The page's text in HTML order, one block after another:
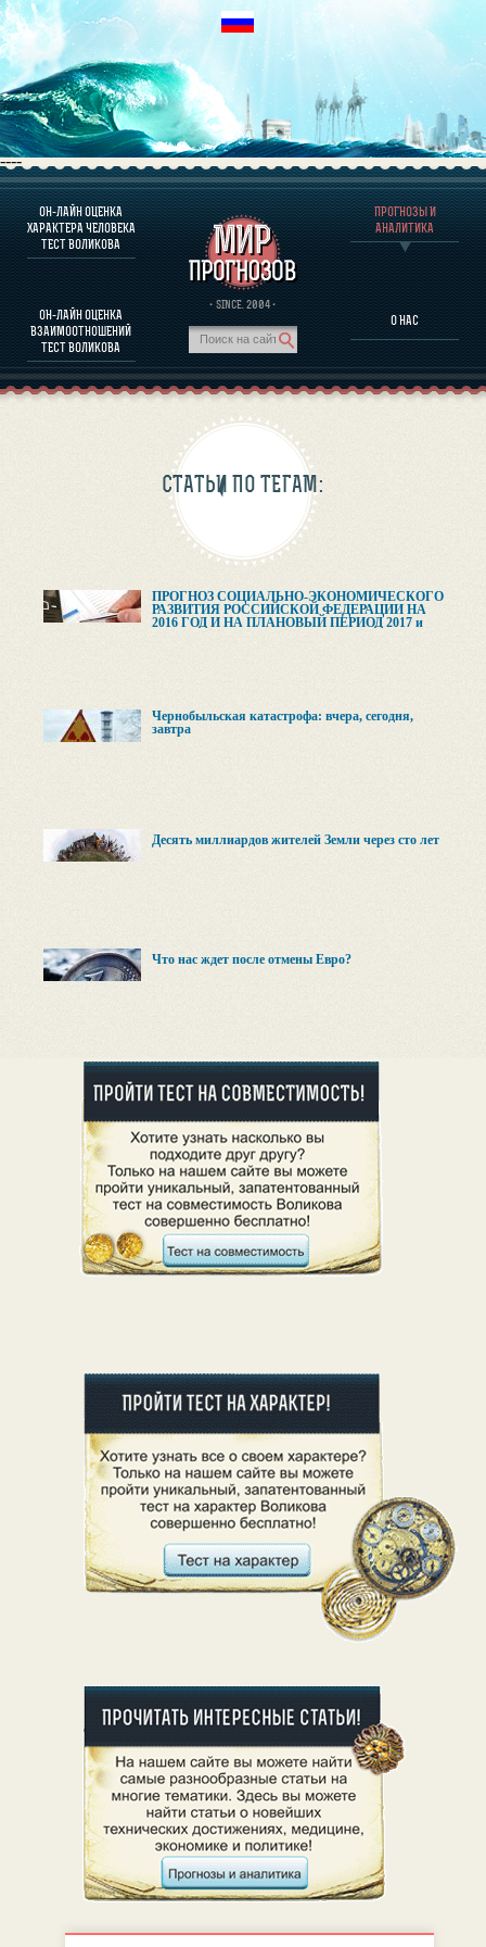
----
ОН-ЛАЙН ОЦЕНКА
ХАРАКТЕРА ЧЕЛОВЕКА
ТЕСТ ВОЛИКОВА
ОН-ЛАЙН ОЦЕНКА
ВЗАИМООТНОШЕНИЙ
ТЕСТ ВОЛИКОВА
· SINCE. 2004 ·
ПРОГНОЗЫ И
АНАЛИТИКА
О НАС
О ПРОГРАММЕ
ОЦЕНКА ХАРАКТЕРA ЧЕЛОВЕКА
ОЦЕНКА ХАРАКТЕРА ВЫДАЮЩИХСЯ ЛИЧНОСТЕЙ
О ПРОГРАММЕ
ПРОГНОЗЫ И АНАЛИТИКА
СТАТЬИ ПО ТЕГАМ:
ПРОГНОЗ СОЦИАЛЬНО-ЭКОНОМИЧЕСКОГО
РАЗВИТИЯ РОССИЙСКОЙ ФЕДЕРАЦИИ НА
2016 ГОД И НА ПЛАНОВЫЙ ПЕРИОД 2017 и
Чернобыльская катастрофа: вчера, сегодня,
завтра
Десять миллиардов жителей Земли через сто лет
Что нас ждет после отмены Евро?